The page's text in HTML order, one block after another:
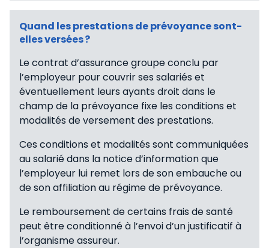
Quand les prestations de prévoyance sont-
elles versées ?
Le contrat d’assurance groupe conclu par
l’employeur pour couvrir ses salariés et
éventuellement leurs ayants droit dans le
champ de la prévoyance fixe les conditions et
modalités de versement des prestations.
Ces conditions et modalités sont communiquées
au salarié dans la notice d’information que
l’employeur lui remet lors de son embauche ou
de son affiliation au régime de prévoyance.
Le remboursement de certains frais de santé
peut être conditionné à l’envoi d’un justificatif à
l’organisme assureur.